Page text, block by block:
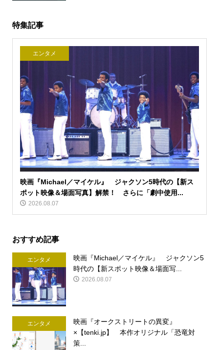
特集記事
エンタメ
映画『Michael／マイケル』 ジャクソン5時代の【新ス
ポット映像＆場面写真】解禁！ さらに「劇中使用...
2026.08.07
おすすめ記事
エンタメ
映画『Michael／マイケル』 ジャクソン5
時代の【新スポット映像＆場面写...
2026.08.07
エンタメ
映画『オークストリートの異変』
×【tenki.jp】 本作オリジナル「恐竜対
策...